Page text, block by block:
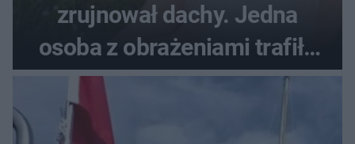
zrujnował dachy. Jedna
osoba z obrażeniami trafiła
do szpitala